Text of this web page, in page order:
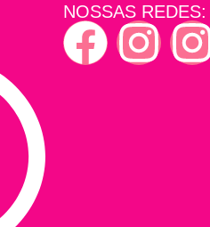
NOSSAS REDES: